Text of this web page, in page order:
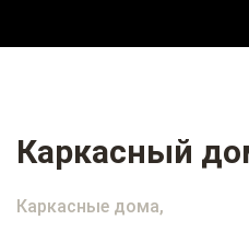
Каркасный
Каркасные дома,